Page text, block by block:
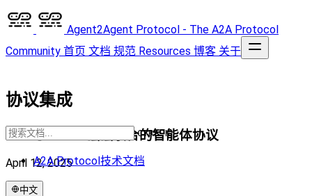
Agent2Agent Protocol - The A2A Protocol
Community 首页 文档 规范 Resources 博客 关于
CTRL K
A2A Protocol技术文档
协议集成
A2A与MCP：强强联合的智能体协议
April 12, 2025
中文